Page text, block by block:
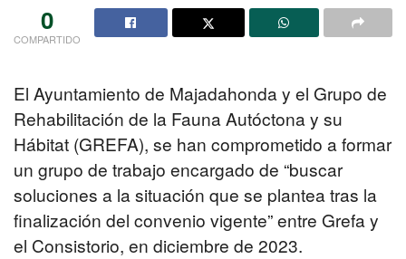
0
COMPARTIDO
El Ayuntamiento de Majadahonda y el Grupo de
Rehabilitación de la Fauna Autóctona y su
Hábitat (GREFA), se han comprometido a formar
un grupo de trabajo encargado de “buscar
soluciones a la situación que se plantea tras la
finalización del convenio vigente” entre Grefa y
el Consistorio, en diciembre de 2023.